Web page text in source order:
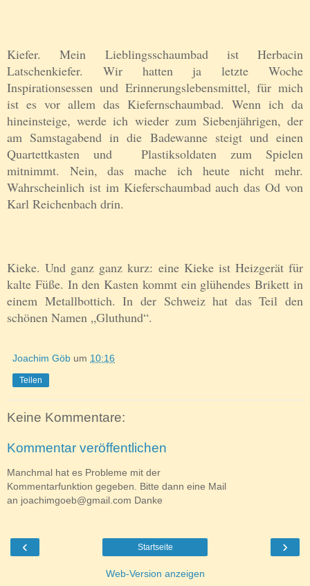
Kiefer. Mein Lieblingsschaumbad ist Herbacin
Latschenkiefer. Wir hatten ja letzte Woche
Inspirationsessen und Erinnerungslebensmittel, für mich
ist es vor allem das Kiefernschaumbad. Wenn ich da
hineinsteige, werde ich wieder zum Siebenjährigen, der
am Samstagabend in die Badewanne steigt und einen
Quartettkasten und Plastiksoldaten zum Spielen
mitnimmt. Nein, das mache ich heute nicht mehr.
Wahrscheinlich ist im Kieferschaumbad auch das Od von
Karl Reichenbach drin.
Kieke. Und ganz ganz kurz: eine Kieke ist Heizgerät für
kalte Füße. In den Kasten kommt ein glühendes Brikett in
einem Metallbottich. In der Schweiz hat das Teil den
schönen Namen „Gluthund“.
Joachim Göb um 10:16
Teilen
Keine Kommentare:
Kommentar veröffentlichen
Manchmal hat es Probleme mit der
Kommentarfunktion gegeben. Bitte dann eine Mail
an joachimgoeb@gmail.com Danke
‹ ›
Startseite
Web-Version anzeigen